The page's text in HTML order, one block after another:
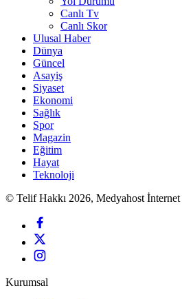
Canlı Tv
Canlı Skor
Ulusal Haber
Dünya
Güncel
Asayiş
Siyaset
Ekonomi
Sağlık
Spor
Magazin
Eğitim
Hayat
Teknoloji
© Telif Hakkı 2026, Medyahost İnternet
Kurumsal